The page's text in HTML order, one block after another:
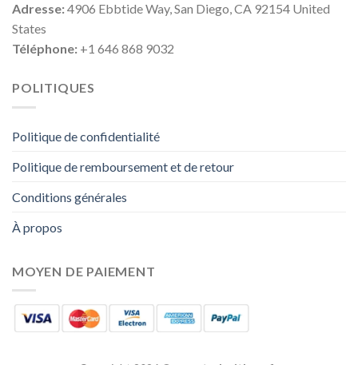
Adresse:4906 Ebbtide Way, San Diego, CA 92154 United
States
Téléphone: +1 646 868 9032
POLITIQUES
Politique de confidentialité
Politique de remboursement et de retour
Conditions générales
À propos
MOYEN DE PAIEMENT